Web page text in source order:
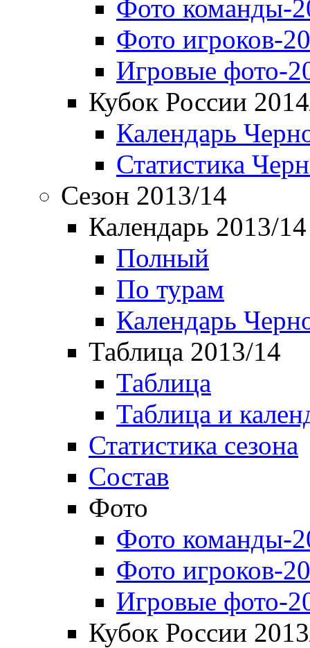
Фото команды-
Фото игроков-
Игровые фото-
Кубок России
Календарь
Статистика
Сезон 2013/14
Календарь 2013/14
Полный
По турам
Календарь
Таблица 2013/14
Таблица
Таблица и
Статистика сезона
Состав
Фото
Фото команды-
Фото игроков-
Игровые фото-
Кубок России